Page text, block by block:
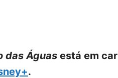
das Águas está em
.